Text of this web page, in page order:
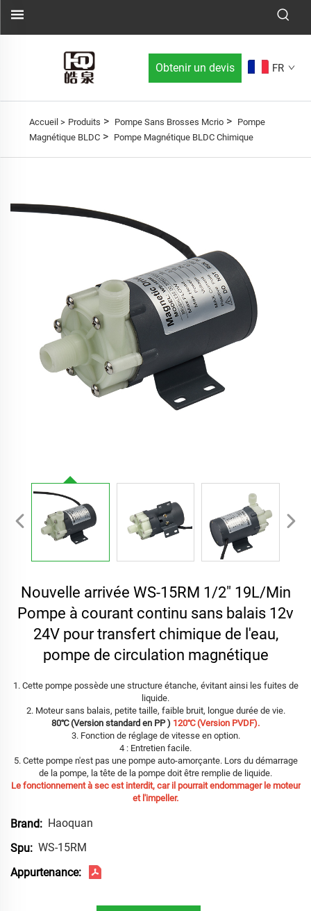
Obtenir un devis FR
Accueil > Produits > Pompe Sans Brosses Mcrio> Pompe
Magnétique BLDC> Pompe Magnétique BLDC Chimique
Nouvelle arrivée WS-15RM 1/2" 19L/Min
Pompe à courant continu sans balais 12v
24V pour transfert chimique de l'eau,
pompe de circulation magnétique
1. Cette pompe possède une structure étanche, évitant ainsi les fuites de
liquide.
2. Moteur sans balais, petite taille, faible bruit, longue durée de vie.
80℃ (Version standard en PP ) 120℃ (Version PVDF).
3. Fonction de réglage de vitesse en option.
4 : Entretien facile.
5. Cette pompe n'est pas une pompe auto-amorçante. Lors du démarrage
de la pompe, la tête de la pompe doit être remplie de liquide.
Le fonctionnement à sec est interdit, car il pourrait endommager le moteur
et l'impeller.
Brand: Haoquan
Spu: WS-15RM
Appurtenance: